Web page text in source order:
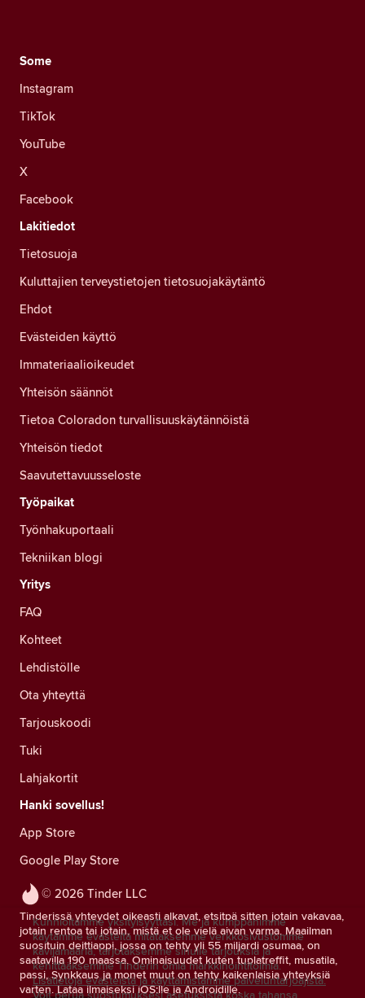
© 2026 Tinder LLC
Tinderissä yhteydet oikeasti alkavat, etsitpä sitten jotain vakavaa,
jotain rentoa tai jotain, mistä et ole vielä aivan varma. Maailman
suosituin deittiappi, jossa on tehty yli 55 miljardi osumaa, on
saatavilla 190 maassa. Ominaisuudet kuten tuplatreffit, musatila,
passi, Synkkaus ja monet muut on tehty kaikenlaisia yhteyksiä
varten. Lataa ilmaiseksi iOS:lle ja Androidille.
Some
Instagram
TikTok
YouTube
X
Facebook
Lakitiedot
Tietosuoja
Kuluttajien terveystietojen tietosuojakäytäntö
Ehdot
Evästeiden käyttö
Immateriaalioikeudet
Yhteisön säännöt
Tietoa Coloradon turvallisuuskäytännöistä
Yhteisön tiedot
Saavutettavuusseloste
Työpaikat
Työnhakuportaali
Tekniikan blogi
Yritys
FAQ
Kohteet
Lehdistölle
Ota yhteyttä
Tarjouskoodi
Tuki
Lahjakortit
Hanki sovellus!
App Store
Google Play Store
Kunnioitamme yksityisyyttäsi. Me ja kumppanimme
käytämme evästeitä mitataksemme verkkosivustomme
kävijämääriä, tarjotaksemme sinulle tarjouksia ja
kehittääksemme Tinderin omia markkinointitoimia.
Lisätietoja evästeistä ja käyttämistämme palveluntarjoajista.
Voit perua suostumuksesi asetuksista koska tahansa.